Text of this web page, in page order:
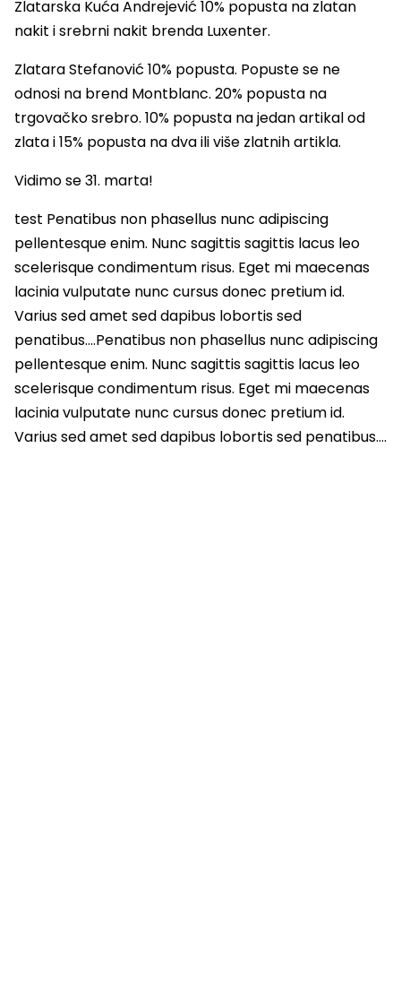
Zlatarska Kuća Andrejević 10% popusta na zlatan
nakit i srebrni nakit brenda Luxenter.
Zlatara Stefanović 10% popusta. Popuste se ne
odnosi na brend Montblanc. 20% popusta na
trgovačko srebro. 10% popusta na jedan artikal od
zlata i 15% popusta na dva ili više zlatnih artikla.
Vidimo se 31. marta!
test Penatibus non phasellus nunc adipiscing
pellentesque enim. Nunc sagittis sagittis lacus leo
scelerisque condimentum risus. Eget mi maecenas
lacinia vulputate nunc cursus donec pretium id.
Varius sed amet sed dapibus lobortis sed
penatibus….Penatibus non phasellus nunc adipiscing
pellentesque enim. Nunc sagittis sagittis lacus leo
scelerisque condimentum risus. Eget mi maecenas
lacinia vulputate nunc cursus donec pretium id.
Varius sed amet sed dapibus lobortis sed penatibus….